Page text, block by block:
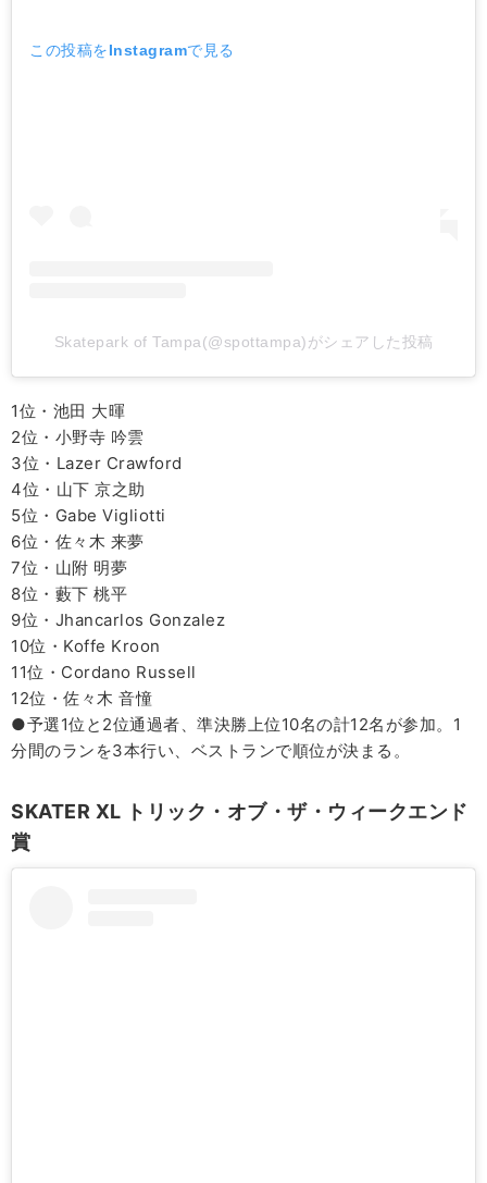
この投稿をInstagramで見る
Skatepark of Tampa(@spottampa)がシェアした投稿
1位・池田 大暉
2位・小野寺 吟雲
3位・Lazer Crawford
4位・山下 京之助
5位・Gabe Vigliotti
6位・佐々木 来夢
7位・山附 明夢
8位・藪下 桃平
9位・Jhancarlos Gonzalez
10位・Koffe Kroon
11位・Cordano Russell
12位・佐々木 音憧
●予選1位と2位通過者、準決勝上位10名の計12名が参加。1
分間のランを3本行い、ベストランで順位が決まる。
SKATER XL トリック・オブ・ザ・ウィークエンド
賞